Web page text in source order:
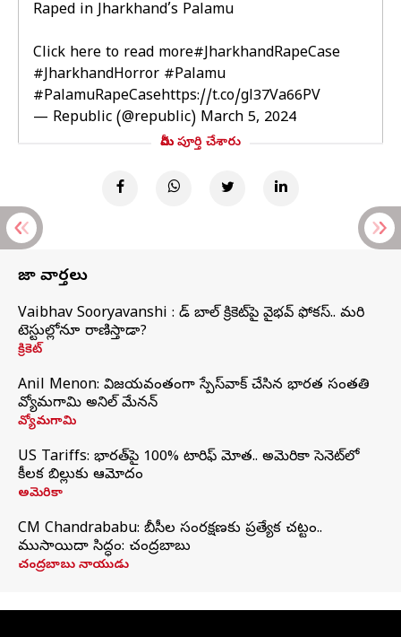
Raped in Jharkhand’s Palamu
Click here to read more#JharkhandRapeCase
#JharkhandHorror #Palamu
#PalamuRapeCasehttps://t.co/gl37Va66PV
— Republic (@republic) March 5, 2024
మీరు పూర్తి చేశారు
తాజా వార్తలు
Vaibhav Sooryavanshi : రెడ్ బాల్ క్రికెట్‌పై వైభవ్ ఫోకస్.. మరి
టెస్టుల్లోనూ రాణిస్తాడా?
క్రికెట్
Anil Menon: విజయవంతంగా స్పేస్‌వాక్‌ చేసిన భారత సంతతి
వ్యోమగామి అనిల్‌ మేనన్
వ్యోమగామి
US Tariffs: భారత్‌పై 100% టారిఫ్‌ మోత.. అమెరికా సెనెట్‌లో
కీలక బిల్లుకు ఆమోదం
అమెరికా
CM Chandrababu: బీసీల సంరక్షణకు ప్రత్యేక చట్టం..
ముసాయిదా సిద్ధం: చంద్రబాబు
చంద్రబాబు నాయుడు